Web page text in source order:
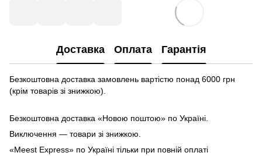
Доставка Оплата Гарантія
Безкоштовна доставка замовлень вартістю понад 6000 грн
(крім товарів зі знижкою).
Безкоштовна доставка «Новою поштою» по Україні.
Виключення — товари зі знижкою.
«Meest Express» по Україні тільки при повній оплаті